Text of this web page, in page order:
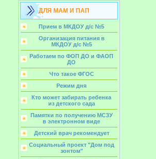
ДЛЯ МАМ И ПАП
Прием в МКДОУ д/с №5
Организация питания в
МКДОУ д/с №5
Работаем по ФОП ДО и ФАОП
ДО
Что такое ФГОС
Режим дня
Кто может забирать ребенка
из детского сада
Памятки по получению МСЗУ
в электронном виде
Детский врач рекомендует
Социальный проект "Дом под
зонтом"